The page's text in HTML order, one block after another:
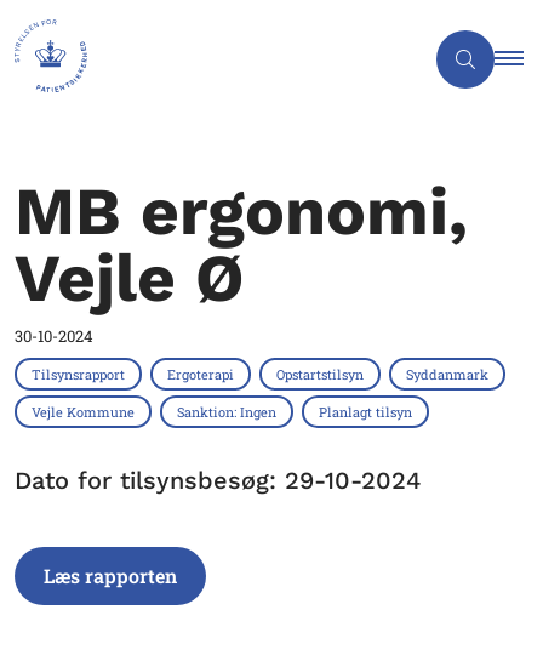
MB ergonomi,
Vejle Ø
30-10-2024
Tilsynsrapport Ergoterapi Opstartstilsyn Syddanmark
Vejle Kommune Sanktion: Ingen Planlagt tilsyn
Dato for tilsynsbesøg: 29-10-2024
Læs rapporten